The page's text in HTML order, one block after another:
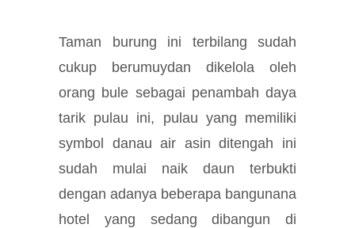
Taman burung ini terbilang sudah
cukup berumuydan dikelola oleh
orang bule sebagai penambah daya
tarik pulau ini, pulau yang memiliki
symbol danau air asin ditengah ini
sudah mulai naik daun terbukti
dengan adanya beberapa bangunana
hotel yang sedang dibangun di